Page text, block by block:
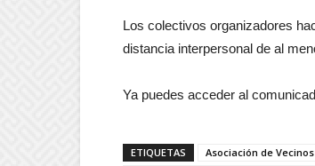
Los colectivos organizadores
distancia interpersonal de al
Ya puedes acceder al
ETIQUETAS Asociación de